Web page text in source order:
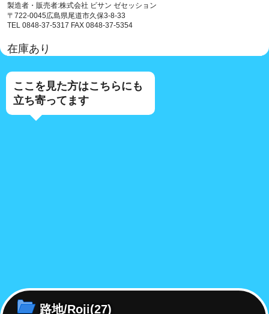
製造者・販売者:株式会社 ビサン ゼセッション
〒722-0045広島県尾道市久保3-8-33
TEL 0848-37-5317 FAX 0848-37-5354
在庫あり
ここを見た方はこちらにも
立ち寄ってます
路地/Roji(27)